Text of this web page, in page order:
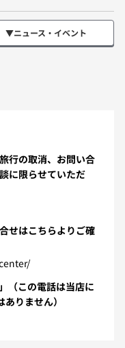
▼ニュース・イベント
行の取消、お問い合
に限らせていただ
せはこちらよりご確
（この電話は当店に
りません）